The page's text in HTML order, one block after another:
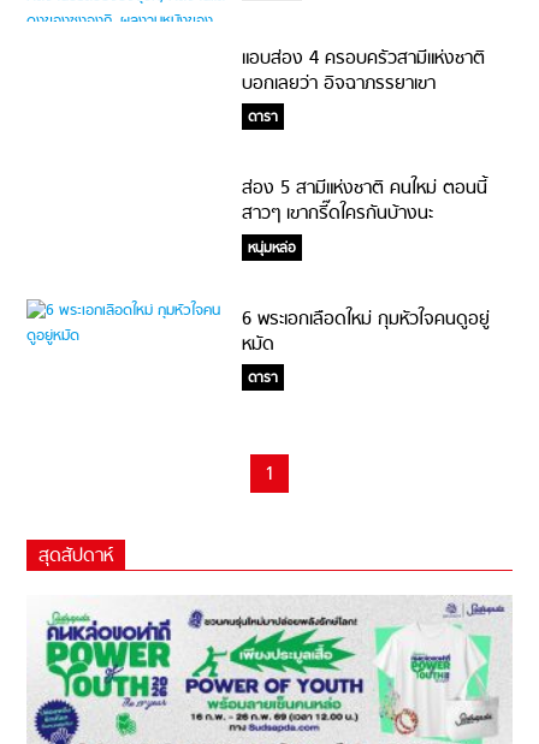
แอบส่อง 4 ครอบครัวสามีแห่งชาติ
บอกเลยว่า อิจฉาภรรยาเขา
ดารา
ส่อง 5 สามีแห่งชาติ คนใหม่ ตอนนี้
สาวๆ เขากรี๊ดใครกันบ้างนะ
หนุ่มหล่อ
6 พระเอกเลือดใหม่ กุมหัวใจคนดูอยู่
หมัด
ดารา
1
สุดสัปดาห์